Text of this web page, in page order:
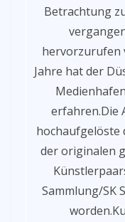
Betrachtung
hervorzurufen
Jahre hat der
erfahren.Die
hochaufgelöste
der originalen
Sammlung/SK